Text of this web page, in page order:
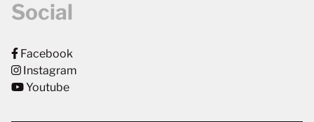
Social
Facebook
Instagram
Youtube